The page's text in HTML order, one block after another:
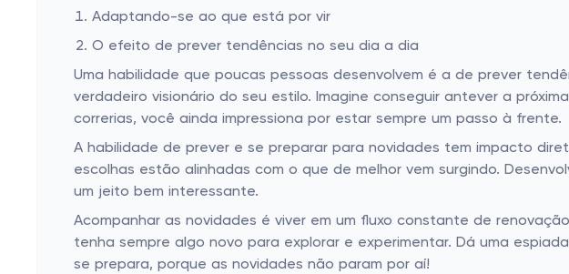
Adaptando-se ao que está por vir
O efeito de prever tendências no seu dia a dia
Uma habilidade que poucas pessoas desenvolvem é a de prever
verdadeiro visionário do seu estilo. Imagine conseguir antever a
correrias, você ainda impressiona por estar sempre um passo à frente.
A habilidade de prever e se preparar para novidades tem impacto
escolhas estão alinhadas com o que de melhor vem surgindo.
um jeito bem interessante.
Acompanhar as novidades é viver em um fluxo constante de
tenha sempre algo novo para explorar e experimentar. Dá uma
se prepara, porque as novidades não param por aí!